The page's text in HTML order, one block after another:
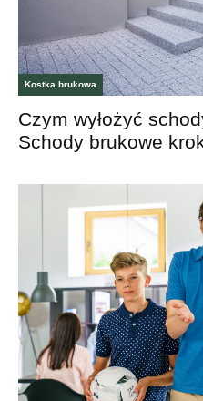
Kostka brukowa
Czym wyłożyć
Schody brukowe